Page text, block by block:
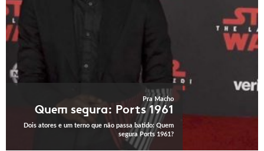
Pra Macho
Quem segura: Ports 1961
Dois atores e um terno que não passa batido: Quem
segura Ports 1961?